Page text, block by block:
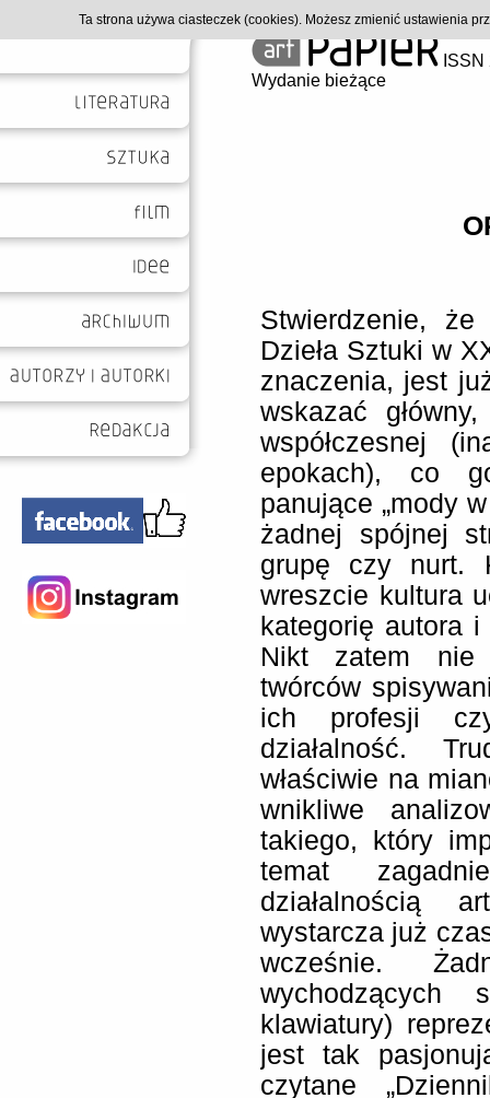
Wydanie bieżące
Stwierdzenie,
Dzieła Sztuki w
znaczenia, jest
wskazać
współczesnej
epokach), co
panujące „mody
żadnej spójnej
grupę czy nurt.
wreszcie kultura
kategorię autora
Nikt zatem nie
twórców
ich profesji
działalność.
właściwie na
wnikliwe
takiego, który
temat
działalnością
wystarcza już
wcześnie.
klawiatury)
jest tak
czytane
Ta strona używa ciasteczek (cookies). Możesz zmienić ustawienia